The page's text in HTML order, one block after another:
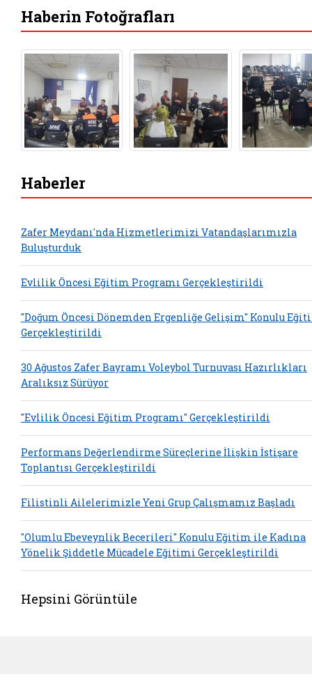
Haberin Fotoğrafları
Haberler
Zafer Meydanı'nda Hizmetlerimizi Vatandaşlarımızla
Buluşturduk
Evlilik Öncesi Eğitim Programı Gerçekleştirildi
"Doğum Öncesi Dönemden Ergenliğe Gelişim" Konulu
Gerçekleştirildi
30 Ağustos Zafer Bayramı Voleybol Turnuvası Hazırlıkları
Aralıksız Sürüyor
"Evlilik Öncesi Eğitim Programı" Gerçekleştirildi
Performans Değerlendirme Süreçlerine İlişkin İstişare
Toplantısı Gerçekleştirildi
Filistinli Ailelerimizle Yeni Grup Çalışmamız Başladı
"Olumlu Ebeveynlik Becerileri" Konulu Eğitim ile Kadına
Yönelik Şiddetle Mücadele Eğitimi Gerçekleştirildi
Hepsini Görüntüle